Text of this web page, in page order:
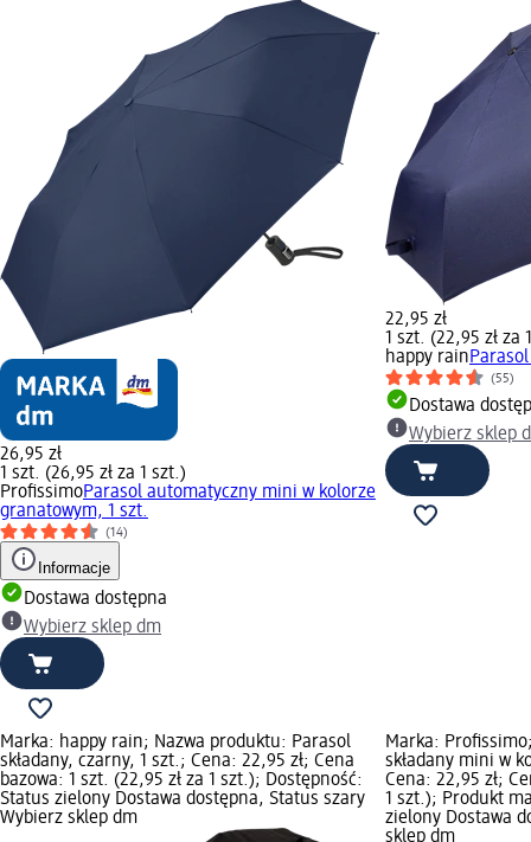
26,95 zł
1 szt. (26,95 zł za 1 szt.)
ProfissimoParasol automatyczny mini w kolorze
granatowym, 1 szt.
(14)
Informacje
Dostawa dostępna
Wybierz sklep dm
22,95 zł
1 szt. (22,95 zł za
happy rain
(55)
Dostawa
Wybierz sklep
Marka: happy rain; Nazwa produktu: Parasol
składany, czarny, 1 szt.; Cena: 22,95 zł; Cena
bazowa: 1 szt. (22,95 zł za 1 szt.); Dostępność:
Status zielony Dostawa dostępna, Status szary
Wybierz sklep dm
Marka:
składany mini w
Cena: 22,95 zł;
1 szt.); Produkt
zielony Dostawa
sklep dm